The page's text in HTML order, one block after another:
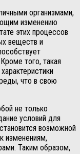
организмами,
изменению
этих процессов
веществ и
того, такая
что в свою
не только
условий для
возможной
изменениям,
Таким образом,